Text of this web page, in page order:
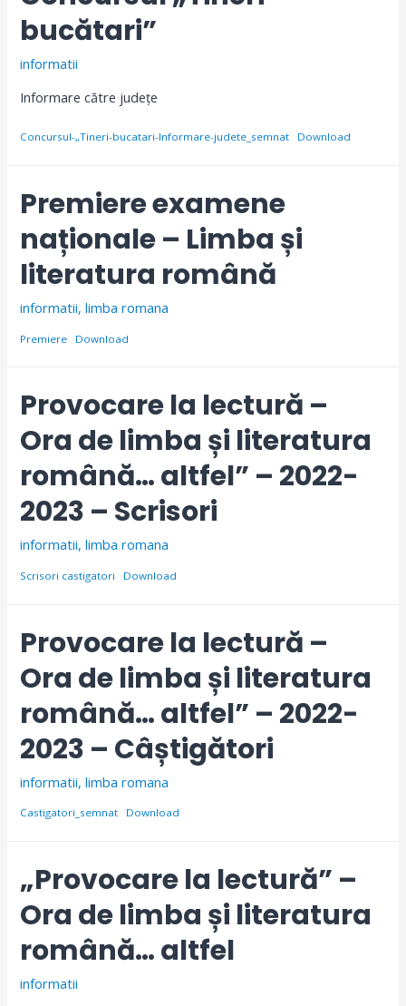
bucătari”
informatii
Informare către județe
Concursul-„Tineri-bucatari-Informare-judete_semnat Download
Premiere examene
naționale – Limba și
literatura română
informatii,limba romana
Premiere Download
Provocare la lectură –
Ora de limba și literatura
română… altfel” – 2022-
2023 – Scrisori
informatii,limba romana
Scrisori castigatori Download
Provocare la lectură –
Ora de limba și literatura
română… altfel” – 2022-
2023 – Câștigători
informatii,limba romana
Castigatori_semnat Download
„Provocare la lectură” –
Ora de limba și literatura
română… altfel
informatii